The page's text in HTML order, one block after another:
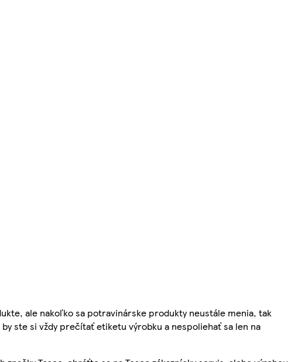
ale nakoľko sa potravinárske produkty neustále menia, tak
ste si vždy prečítať etiketu výrobku a nespoliehať sa len na